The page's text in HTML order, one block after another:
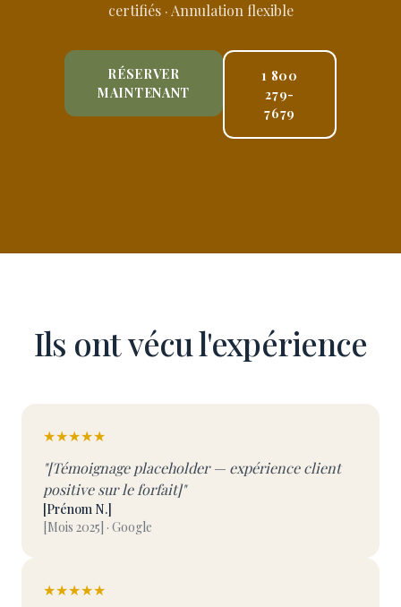
certifiés · Annulation flexible
RÉSERVER
MAINTENANT
1 800
279-
7679
Ils ont vécu l'expérience
★★★★★
"[Témoignage placeholder — expérience client
positive sur le forfait]"
[Prénom N.]
[Mois 2025] · Google
★★★★★